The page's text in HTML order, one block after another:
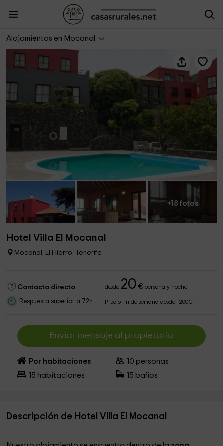
Alojamientos en Mocanal
Hotel Villa El Mocanal
+18 fotos
Hotel Villa El Mocanal
Mocanal, El Hierro, Tenerife
Contacto directo desde 20 €persona y noche
Respuesta superior a 72h Precio fin de semana desde 1200€
Enviar mensaje al propietario
Por habitaciones 10 personas
15 habitaciones 15 baños
Descripción de Hotel Villa El Mocanal